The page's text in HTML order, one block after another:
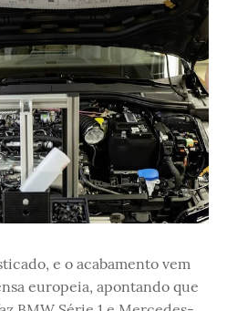
e o acabamento vem
europeia, apontando que